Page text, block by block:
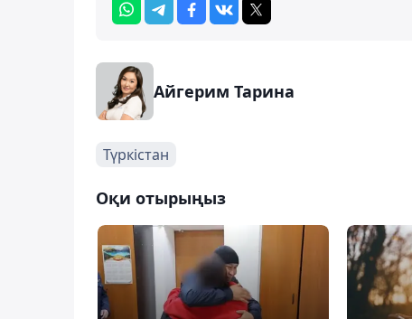
Айгерим Тарина
Түркістан
Оқи отырыңыз